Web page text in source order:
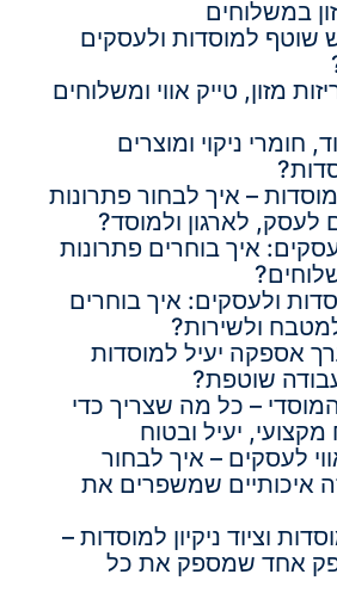
במשלוחים
שוטף למוסדות ולעסקים
מזון, טייק אווי ומשלוחים
חומרי ניקוי ומוצרים
– איך לבחור פתרונות
לעסק, לארגון ולמוסד?
איך בוחרים פתרונות
ולעסקים: איך בוחרים
ולשירות?
אספקה יעיל למוסדות
שוטפת?
– כל מה שצריך כדי
יעיל ובטוח
לעסקים – איך לבחור
איכותיים שמשפרים את
וציוד ניקיון למוסדות –
אחד שמספק את כל